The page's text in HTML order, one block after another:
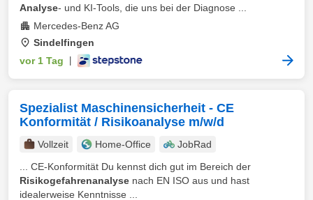
Analyse‑ und KI‑Tools, die uns bei der Diagnose ...
Mercedes-Benz AG
Sindelfingen
vor 1 Tag
Spezialist Maschinensicherheit - CE
Konformität / Risikoanalyse m/w/d
Vollzeit Home-Office
JobRad
... CE-Konformität Du kennst dich gut im Bereich der
Risikogefahrenanalyse nach EN ISO aus und hast
idealerweise Kenntnisse ...